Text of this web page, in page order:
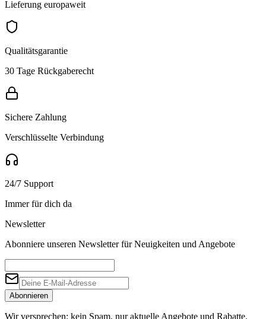
Lieferung europaweit
Qualitätsgarantie
30 Tage Rückgaberecht
Sichere Zahlung
Verschlüsselte Verbindung
24/7 Support
Immer für dich da
Newsletter
Abonniere unseren Newsletter für Neuigkeiten und Angebote
Abonnieren
Wir versprechen: kein Spam, nur aktuelle Angebote und Rabatte.